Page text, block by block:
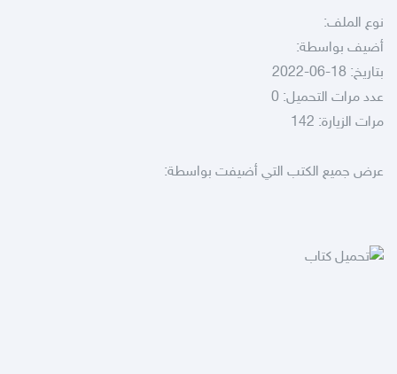
نوع الملف:
أضيف بواسطة:
بتاريخ: 18-06-2022
عدد مرات التحميل: 0
مرات الزيارة: 142
عرض جميع الكتب التي أضيفت بواسطة: